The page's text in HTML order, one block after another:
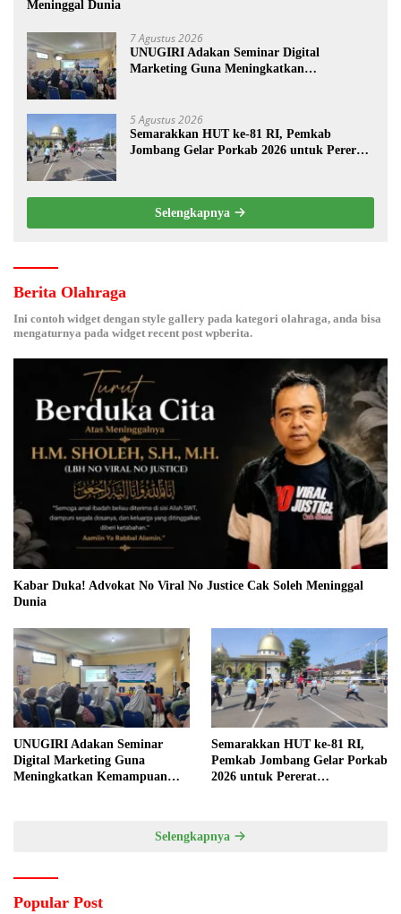
Meninggal Dunia
7 Agustus 2026
UNUGIRI Adakan Seminar Digital
Marketing Guna Meningkatkan
5 Agustus 2026
Semarakkan HUT ke-81 RI, Pemkab
Jombang Gelar Porkab 2026 untuk Pererat
Selengkapnya
Berita Olahraga
Ini contoh widget dengan style gallery pada kategori olahraga, anda bisa
mengaturnya pada widget recent post wpberita.
Kabar Duka! Advokat No Viral No Justice Cak Soleh Meninggal
Dunia
UNUGIRI Adakan Seminar
Digital Marketing Guna
Meningkatkan Kemampuan
Semarakkan HUT ke-81 RI,
Pemkab Jombang Gelar Porkab
2026 untuk Pererat
Selengkapnya
Popular Post